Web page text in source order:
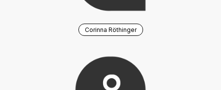
Corinna Röthinger